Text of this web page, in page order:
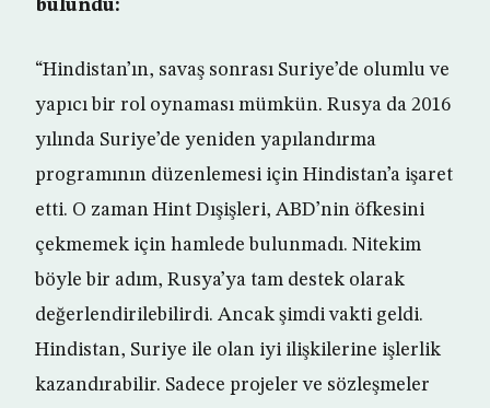
bulundu:
“Hindistan’ın, savaş sonrası Suriye’de olumlu ve
yapıcı bir rol oynaması mümkün. Rusya da 2016
yılında Suriye’de yeniden yapılandırma
programının düzenlemesi için Hindistan’a işaret
etti. O zaman Hint Dışişleri, ABD’nin öfkesini
çekmemek için hamlede bulunmadı. Nitekim
böyle bir adım, Rusya’ya tam destek olarak
değerlendirilebilirdi. Ancak şimdi vakti geldi.
Hindistan, Suriye ile olan iyi ilişkilerine işlerlik
kazandırabilir. Sadece projeler ve sözleşmeler